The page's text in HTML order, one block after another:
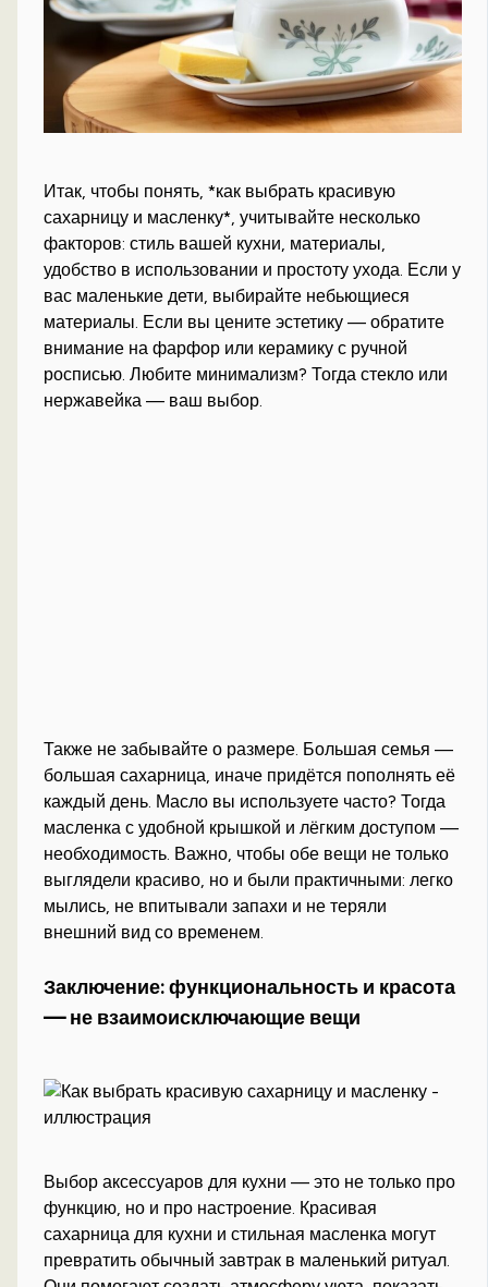
Итак, чтобы понять, *как выбрать красивую
сахарницу и масленку*, учитывайте несколько
факторов: стиль вашей кухни, материалы,
удобство в использовании и простоту ухода. Если у
вас маленькие дети, выбирайте небьющиеся
материалы. Если вы цените эстетику — обратите
внимание на фарфор или керамику с ручной
росписью. Любите минимализм? Тогда стекло или
нержавейка — ваш выбор.
Также не забывайте о размере. Большая семья —
большая сахарница, иначе придётся пополнять её
каждый день. Масло вы используете часто? Тогда
масленка с удобной крышкой и лёгким доступом —
необходимость. Важно, чтобы обе вещи не только
выглядели красиво, но и были практичными: легко
мылись, не впитывали запахи и не теряли
внешний вид со временем.
Заключение: функциональность и красота
— не взаимоисключающие вещи
Выбор аксессуаров для кухни — это не только про
функцию, но и про настроение. Красивая
сахарница для кухни и стильная масленка могут
превратить обычный завтрак в маленький ритуал.